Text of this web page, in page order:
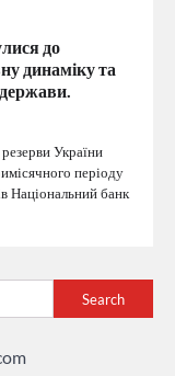
до
динаміку та
держави.
України
періоду
Національний банк
Search